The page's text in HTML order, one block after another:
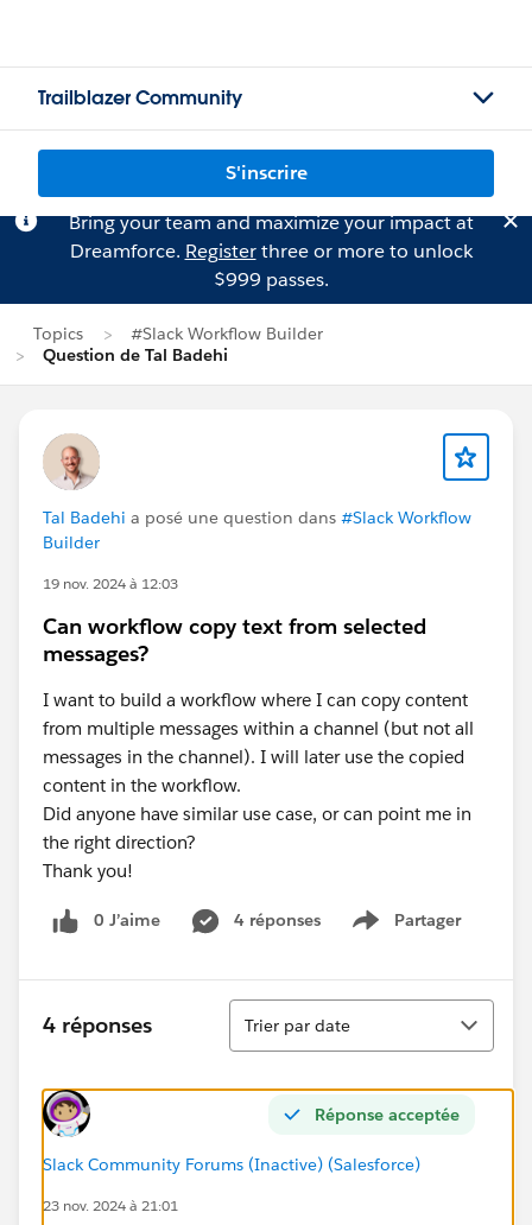
Trailblazer Community
S'inscrire
Bring your team and maximize your impact at
Dreamforce. Registerthree or more to unlock
$999 passes.
Topics
#Slack Workflow Builder
Question de Tal Badehi
Tal Badehi a posé une question dans #Slack Workflow
Builder
19 nov. 2024 à 12:03
Can workflow copy text from selected
messages?
I want to build a workflow where I can copy content
from multiple messages within a channel (but not all
messages in the channel). I will later use the copied
content in the workflow.
Did anyone have similar use case, or can point me in
the right direction?
Thank you!
0 J’aime 4 réponses Partager
Show menu
4 réponses
Tri
Trier par date
Réponse acceptée
Slack Community Forums (Inactive) (Salesforce)
23 nov. 2024 à 21:01